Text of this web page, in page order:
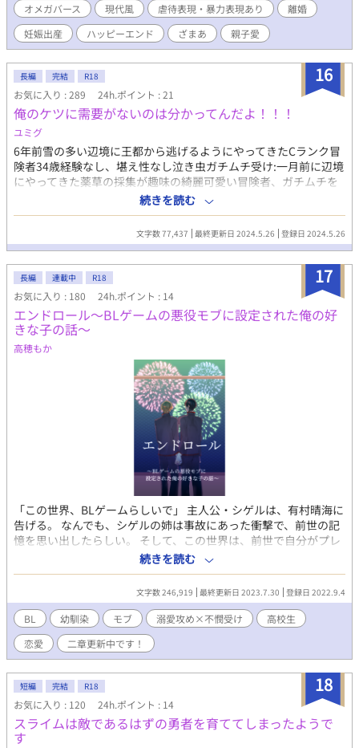
オメガバース 現代風 虐待表現・暴力表現あり
離婚
妊娠出産
ハッピーエンド ざまあ 親子愛
16
長編 完結 R18
お気に入り : 289 24h.ポイント : 21
俺のケツに需要がないのは分かってんだよ！！！
ユミグ
6年前雪の多い辺境に王都から逃げるようにやってきたCランク冒
険者34歳経験なし、堪え性なし泣き虫ガチムチ受け:一月前に辺境
にやってきた薬草の採集が趣味の綺麗可愛い冒険者、ガチムチを
優しくよしよしするのが好きな攻:基本攻めに受けが転がされてま
す、受けは素直なおっさん、おほ声、濁音喘ぎ━━━国設定:夫夫
は互いの事を旦那と言う＊＊＊ジャクスティンはずっと抱かれた
かった、けれどこんなムチムチ野郎を抱いてくれる奴なんて居る
にやってきた採集を得意とする男に雨宿りがてら入った洞窟で出
会い世間話をしていたら『試しに抱かれてみない？』と言わ
れ・・・
続きを読む
文字数 77,437 最終更新日 2024.5.26 登録日 2024.5.26
17
長編 連載中 R18
お気に入り : 180 24h.ポイント : 14
エンドロール〜BLゲームの悪役モブに設定された俺の好
きな子の話〜
高穂もか
「この世界、BLゲームらしいで」 主人公・シゲルは、有村晴海に
告げる。 なんでも、シゲルの姉は事故にあった衝撃で、前世の記
憶を思い出したらしい。 そして、この世界は、前世で自分がプレ
イしていた18禁BLゲーム――『聖✚薔薇十字学園』であることを
悟ったとか。 さらに、シゲルの立ち位置は「主人公」ではなく
――ことあるごとに主人公に絡んではやりこめられる「悪役モ
ブ」。 あげくの果てに、ラスボスに利用され、凌辱されて破滅す
る運命だったのだ！ 「どうしよう、晴海！」 「大丈夫や、お前の
ケツは俺が守ったる！」 シゲルと晴海は、転生者の姉の力を借
り、何とか破滅の危機を回避しようと試みる。 エンドロールの向
こう側で、二人が見るものは――？ 晴海（溺愛鈍感）×シゲル
（泣き虫不憫）の幼馴染BLです♡ ※タイトル変更しました！ (旧
題：「エスケープ〜BLゲームの悪役モブに転生したおれは、おけ
つの危機を回避したい〜」） ※とても素敵な表紙は、小槻みしろ
さんに頂きました(*^^*)！ ・２章更新中です！
続きを読む
文字数 246,919 最終更新日 2023.7.30 登録日 2022.9.4
BL 幼馴染 モブ 溺愛攻め×不憫受け
高校生
恋愛
二章更新中です！
18
短編 完結 R18
お気に入り : 120 24h.ポイント : 14
スライムは敵であるはずの勇者を育ててしまったようで
す